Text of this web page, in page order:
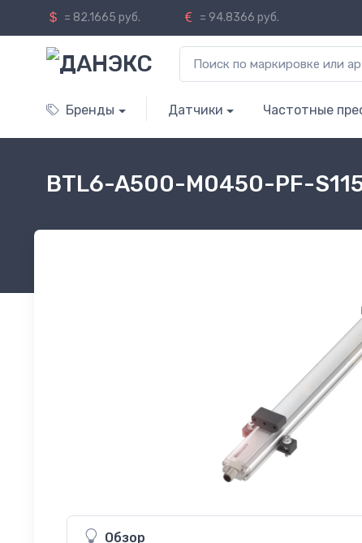
= 82.1665 руб. = 94.8366 руб.
Бренды Датчики Частотные
BTL6-A500-M0450-PF-
Обзор